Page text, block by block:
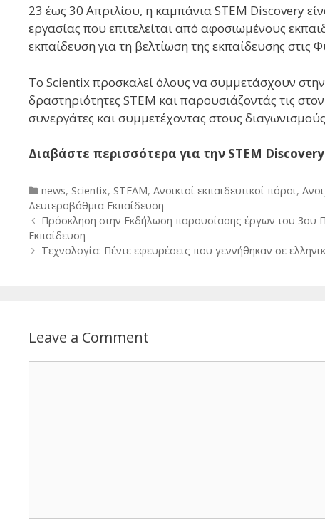
23 έως 30 Απριλίου, η καμπάνια STEM Discovery
εργασίας που επιτελείται από αφοσιωμένους
εκπαίδευση για τη βελτίωση της εκπαίδευσης
Το Scientix προσκαλεί όλους να συμμετάσχουν
δραστηριότητες STEM και παρουσιάζοντάς τις
συνεργάτες και συμμετέχοντας στους
Διαβάστε περισσότερα για την STEM
Categories
news, Scientix, STEAM, Ανοικτοί εκπαιδευτικοί πόροι,
Δευτεροβάθμια Εκπαίδευση
Post
navigation
Πρόσκληση στην Εκδήλωση παρουσίασης έργων του 3ου
Εκπαίδευση
Τεχνολογία: Πέντε εφευρέσεις που γεννήθηκαν σε
Leave a Comment